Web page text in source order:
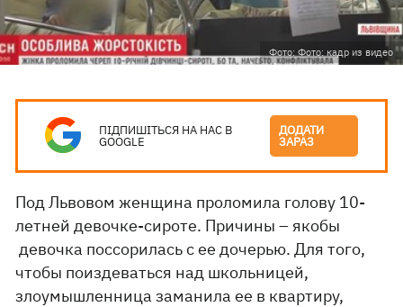
Фото: Фото: кадр из видео
ПІДПИШІТЬСЯ НА НАС В
GOOGLE
ДОДАТИ
ЗАРАЗ
Под Львовом женщина проломила голову 10-
летней девочке-сироте. Причины – якобы
девочка поссорилась с ее дочерью. Для того,
чтобы поиздеваться над школьницей,
злоумышленница заманила ее в квартиру,